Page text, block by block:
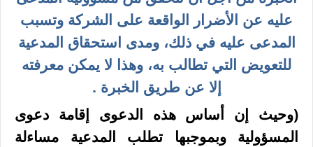
عليه عن الأضرار الواقعة على الشركة وتسبب
المدعى عليه في ذلك، ومدى استحقاق المدعية
للتعويض التي تطالب به، وهذا لا يمكن معرفته
إلا عن طريق الخبرة .
(وحيث إن أساس هذه الدعوى إقامة دعوى
المسؤولية وبموجبها تطلب المدعية مساءلة